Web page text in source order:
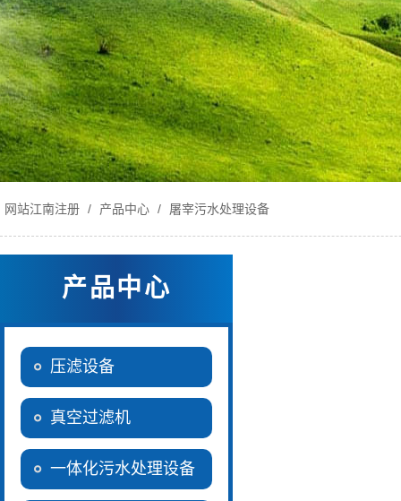
网站江南注册 / 产品中心 / 屠宰污水处理设备
产品中心
压滤设备
真空过滤机
一体化污水处理设备